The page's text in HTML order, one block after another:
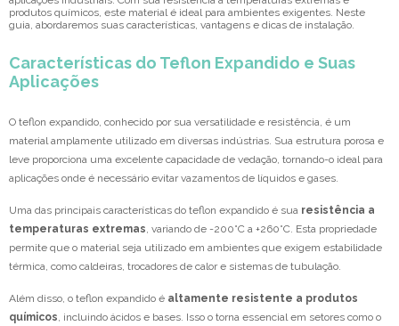
produtos químicos, este material é ideal para ambientes exigentes. Neste
guia, abordaremos suas características, vantagens e dicas de instalação.
Características do Teflon Expandido e Suas
Aplicações
O teflon expandido, conhecido por sua versatilidade e resistência, é um
material amplamente utilizado em diversas indústrias. Sua estrutura porosa e
leve proporciona uma excelente capacidade de vedação, tornando-o ideal para
aplicações onde é necessário evitar vazamentos de líquidos e gases.
Uma das principais características do teflon expandido é sua resistência a
temperaturas extremas, variando de -200°C a +260°C. Esta propriedade
permite que o material seja utilizado em ambientes que exigem estabilidade
térmica, como caldeiras, trocadores de calor e sistemas de tubulação.
Além disso, o teflon expandido é altamente resistente a produtos
químicos, incluindo ácidos e bases. Isso o torna essencial em setores como o